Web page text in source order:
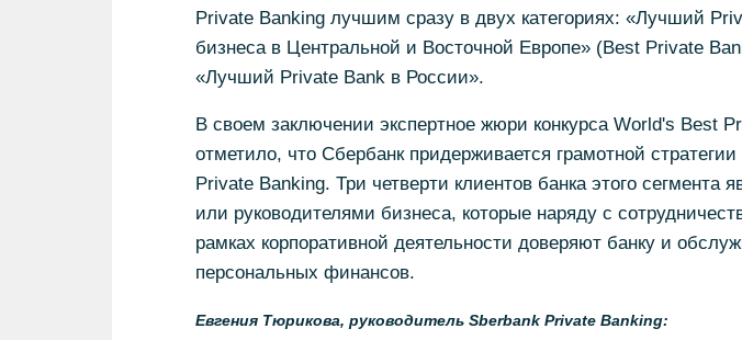
Private Banking лучшим сразу в двух категориях: «Лучший
бизнеса в Центральной и Восточной Европе» (Best Private
«Лучший Private Bank в России».
В своем заключении экспертное жюри конкурса World's Best
отметило, что Сбербанк придерживается грамотной
Private Banking. Три четверти клиентов банка этого сегмента
или руководителями бизнеса, которые наряду с
рамках корпоративной деятельности доверяют банку и
персональных финансов.
Евгения Тюрикова, руководитель Sberbank Private Banking: